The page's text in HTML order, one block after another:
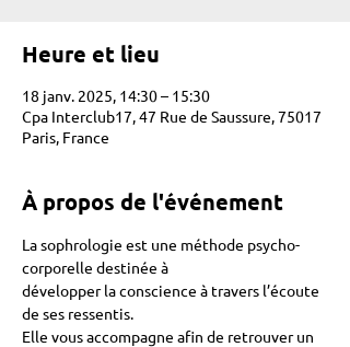
Heure et lieu
18 janv. 2025, 14:30 – 15:30
Cpa Interclub17, 47 Rue de Saussure, 75017
Paris, France
À propos de l'événement
La sophrologie est une méthode psycho-
corporelle destinée à
développer la conscience à travers l’écoute
de ses ressentis.
Elle vous accompagne afin de retrouver un